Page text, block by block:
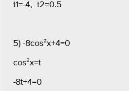
t1=-4, t2=0.5
5) -8cos²x+4=0
cos²x=t
-8t+4=0